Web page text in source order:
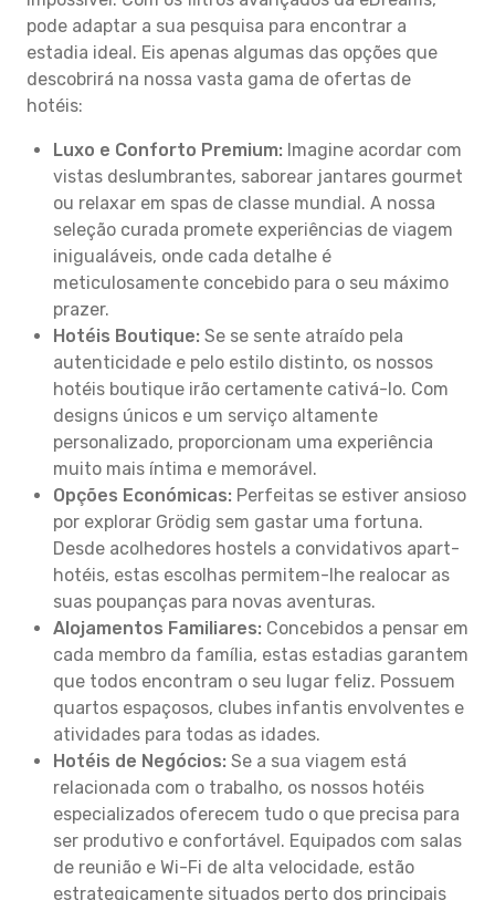
pode adaptar a sua pesquisa para encontrar a
estadia ideal. Eis apenas algumas das opções que
descobrirá na nossa vasta gama de ofertas de
hotéis:
Luxo e Conforto Premium: Imagine acordar com
vistas deslumbrantes, saborear jantares gourmet
ou relaxar em spas de classe mundial. A nossa
seleção curada promete experiências de viagem
inigualáveis, onde cada detalhe é
meticulosamente concebido para o seu máximo
prazer.
Hotéis Boutique: Se se sente atraído pela
autenticidade e pelo estilo distinto, os nossos
hotéis boutique irão certamente cativá-lo. Com
designs únicos e um serviço altamente
personalizado, proporcionam uma experiência
muito mais íntima e memorável.
Opções Económicas: Perfeitas se estiver ansioso
por explorar Grödig sem gastar uma fortuna.
Desde acolhedores hostels a convidativos apart-
hotéis, estas escolhas permitem-lhe realocar as
suas poupanças para novas aventuras.
Alojamentos Familiares: Concebidos a pensar em
cada membro da família, estas estadias garantem
que todos encontram o seu lugar feliz. Possuem
quartos espaçosos, clubes infantis envolventes e
atividades para todas as idades.
Hotéis de Negócios: Se a sua viagem está
relacionada com o trabalho, os nossos hotéis
especializados oferecem tudo o que precisa para
ser produtivo e confortável. Equipados com salas
de reunião e Wi-Fi de alta velocidade, estão
estrategicamente situados perto dos principais